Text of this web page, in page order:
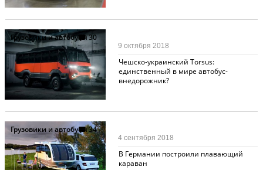
Грузовики и автобусы30
Чешско-украинский Torsus:
единственный в мире автобус-
внедорожник?
9 октября 2018
Грузовики и автобусы34
В Германии построили плавающий
караван
4 сентября 2018